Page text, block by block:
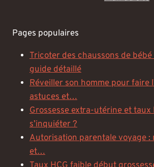
Pages populaires
Tricoter des chaussons de bébé
guide détaillé
Réveiller son homme pour faire
astuces et…
Grossesse extra-utérine et taux
s’inquiéter ?
Autorisation parentale voyage :
et…